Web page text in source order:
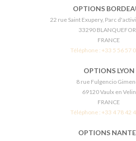
OPTIONS
22 rue Saint Exupery, Parc
33290
FRANCE
Téléphone : +33 5 56 57
OPTIONS LYON
8 rue Fulgencio
69120 Vaulx en Velin
FRANCE
Téléphone : +33 4 78 42
OPTIONS